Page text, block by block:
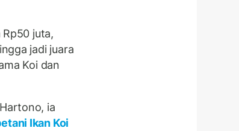
juta,
jadi juara
Koi dan
ia
Ikan Koi